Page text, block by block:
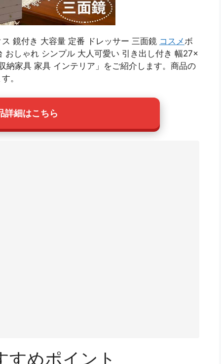
鏡付き 大容量 定番 ドレッサー 三面鏡 コスメボ
しゃれ シンプル 大人可愛い 引き出し付き 幅27×
納家具 家具 インテリア」をご紹介します。商品の
。
詳細はこちら
すめポイント